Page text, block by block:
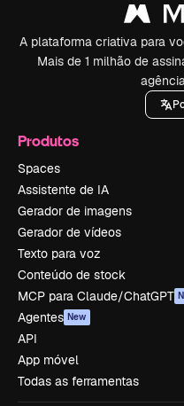
A plataforma criativa para
Mais de 1 milhão de
Produtos
Spaces
Assistente de IA
Gerador de imagens
Gerador de vídeos
Texto para voz
Conteúdo de stock
MCP para Claude/ChatGPT
Agentes New
API
App móvel
Todas as ferramentas